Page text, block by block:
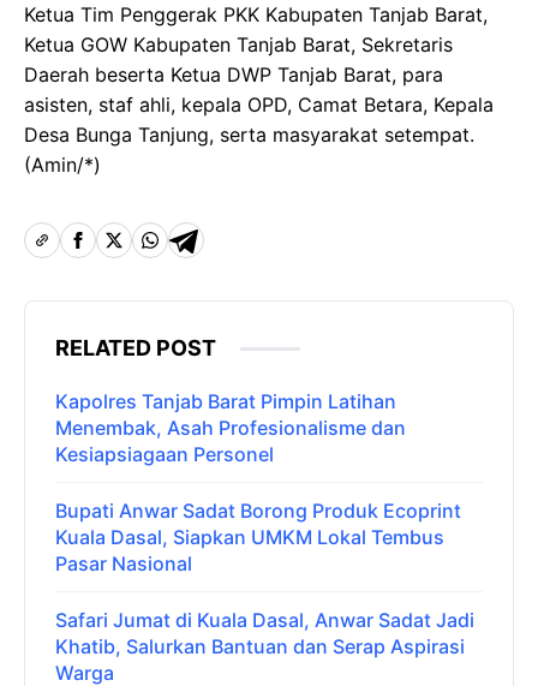
Ketua Tim Penggerak PKK Kabupaten Tanjab Barat,
Ketua GOW Kabupaten Tanjab Barat, Sekretaris
Daerah beserta Ketua DWP Tanjab Barat, para
asisten, staf ahli, kepala OPD, Camat Betara, Kepala
Desa Bunga Tanjung, serta masyarakat setempat.
(Amin/*)
RELATED POST
Kapolres Tanjab Barat Pimpin Latihan
Menembak, Asah Profesionalisme dan
Kesiapsiagaan Personel
Bupati Anwar Sadat Borong Produk Ecoprint
Kuala Dasal, Siapkan UMKM Lokal Tembus
Pasar Nasional
Safari Jumat di Kuala Dasal, Anwar Sadat Jadi
Khatib, Salurkan Bantuan dan Serap Aspirasi
Warga